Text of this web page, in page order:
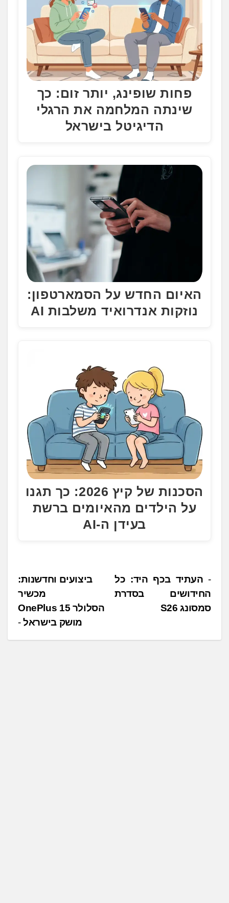
פחות שופינג, יותר זום: כך
שינתה המלחמה את הרגלי
הדיגיטל בישראל
האיום החדש על הסמארטפון:
נוזקות אנדרואיד משלבות AI
הסכנות של קיץ 2026: כך תגנו
על הילדים מהאיומים ברשת
בעידן ה-AI
נ
י
ו
ביצועים וחדשנות:
מכשיר
הסלולר OnePlus 15
מושק בישראל
העתיד בכף היד: כל
החידושים בסדרת
סמסונג S26